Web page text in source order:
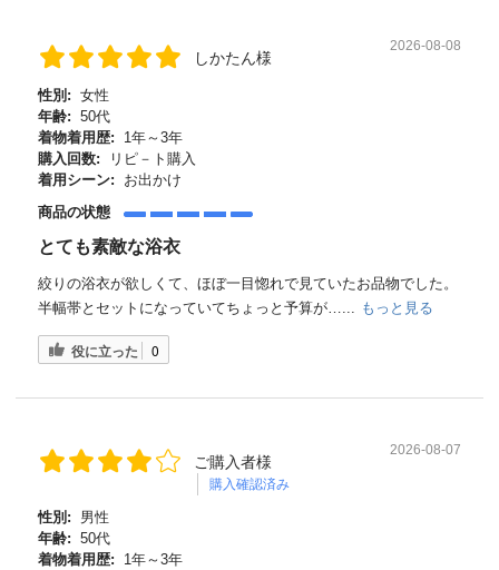
しかたん様
2026-08-08
性別: 女性
年齢: 50代
着物着用歴:
1年～3年
購入回数:
リピ－ト購入
着用シーン:
お出かけ
商品の状態
とても素敵な浴衣
絞りの浴衣が欲しくて、ほぼ一目惚れで見ていたお品物でした。
半幅帯とセットになっていてちょっと予算が…... もっと見る
役に立った 0
ご購入者様
購入確認済み
2026-08-07
性別:
男性
年齢: 50代
着物着用歴:
1年～3年